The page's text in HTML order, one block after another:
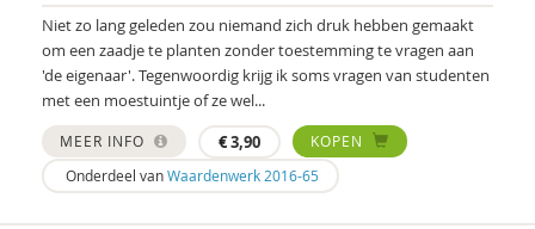
Niet zo lang geleden zou niemand zich druk hebben gemaakt
om een zaadje te planten zonder toestemming te vragen aan
'de eigenaar'. Tegenwoordig krijg ik soms vragen van studenten
met een moestuintje of ze wel...
MEER INFO €3,90
KOPEN
Onderdeel vanWaardenwerk 2016-65